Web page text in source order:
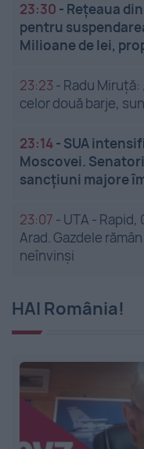
23:30 - Rețeaua
pentru
Milioane de lei,
23:23 - Radu
celor două barje,
23:14- SUA
Moscovei.
sancțiuni majore
23:07 - UTA - Rapid,
Arad. Gazdele
neînvinși
HAI România!